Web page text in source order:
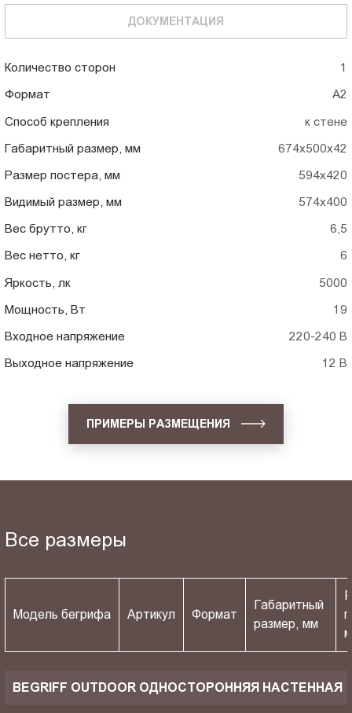
ДОКУМЕНТАЦИЯ
Количество сторон 1
Формат A2
Способ крепления к стене
Габаритный размер, мм 674x500x42
Размер постера, мм 594x420
Видимый размер, мм 574x400
Вес брутто, кг 6,5
Вес нетто, кг 6
Яркость, лк 5000
Мощность, Вт 19
Входное напряжение 220-240 В
Выходное напряжение 12 В
ПРИМЕРЫ РАЗМЕЩЕНИЯ
Все размеры
Модель бегрифа Артикул Формат
Габаритный
размер, мм
BEGRIFF OUTDOOR ОДНОСТОРОННЯЯ НАСТЕННАЯ